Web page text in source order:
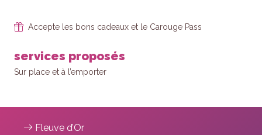
Accepte les bons cadeaux et le Carouge Pass
services proposés
Sur place et à l’emporter
Fleuve d’Or